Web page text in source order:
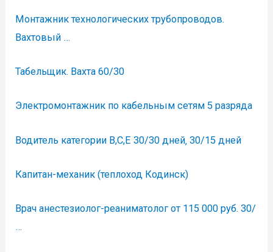
Монтажник технологических трубопроводов.
Вахтовый …
Табельщик. Вахта 60/30
Электромонтажник по кабельным сетям 5 разряда
Водитель категории В,С,Е 30/30 дней‚ 30/15 дней
Капитан-механик (теплоход Кодинск)
Врач анестезиолог-реаниматолог от 115 000 руб. 30/
…